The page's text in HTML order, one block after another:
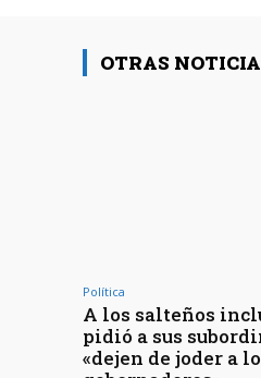
OTRAS
Política
A los salteños
pidió a sus
«dejen de joder a